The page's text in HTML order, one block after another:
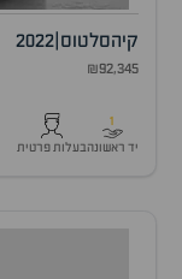
קיהסלטוס 2022
₪92,345
1
יד ראשונהבעלות פרטית